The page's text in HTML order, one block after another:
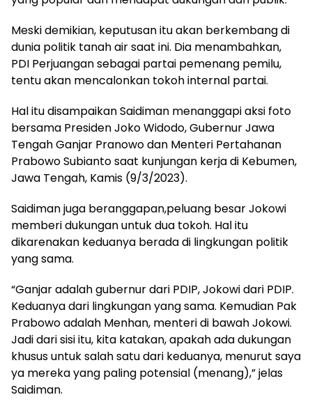
Meski demikian, keputusan itu akan berkembang di
dunia politik tanah air saat ini. Dia menambahkan,
PDI Perjuangan sebagai partai pemenang pemilu,
tentu akan mencalonkan tokoh internal partai.
Hal itu disampaikan Saidiman menanggapi aksi foto
bersama Presiden Joko Widodo, Gubernur Jawa
Tengah Ganjar Pranowo dan Menteri Pertahanan
Prabowo Subianto saat kunjungan kerja di Kebumen,
Jawa Tengah, Kamis (9/3/2023).
Saidiman juga beranggapan,peluang besar Jokowi
memberi dukungan untuk dua tokoh. Hal itu
dikarenakan keduanya berada di lingkungan politik
yang sama.
“Ganjar adalah gubernur dari PDIP, Jokowi dari PDIP.
Keduanya dari lingkungan yang sama. Kemudian Pak
Prabowo adalah Menhan, menteri di bawah Jokowi.
Jadi dari sisi itu, kita katakan, apakah ada dukungan
khusus untuk salah satu dari keduanya, menurut saya
ya mereka yang paling potensial (menang),” jelas
Saidiman.